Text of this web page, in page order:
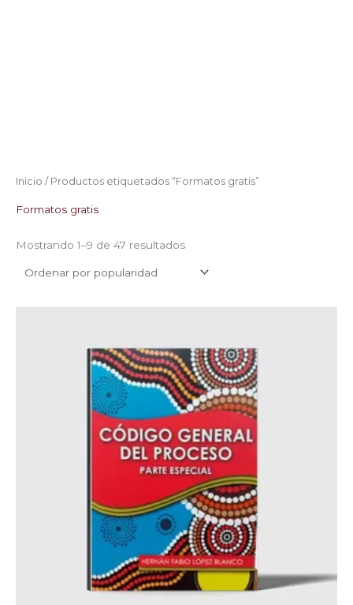
Inicio / Productos etiquetados “Formatos gratis”
Formatos gratis
Mostrando 1–9 de 47 resultados